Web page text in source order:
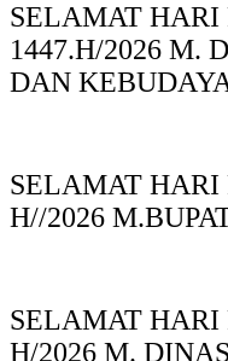
SELAMAT
1447.H/2026 M.
DAN
SELAMAT HARI
H//2026
SELAMAT HARI
H/2026 M.